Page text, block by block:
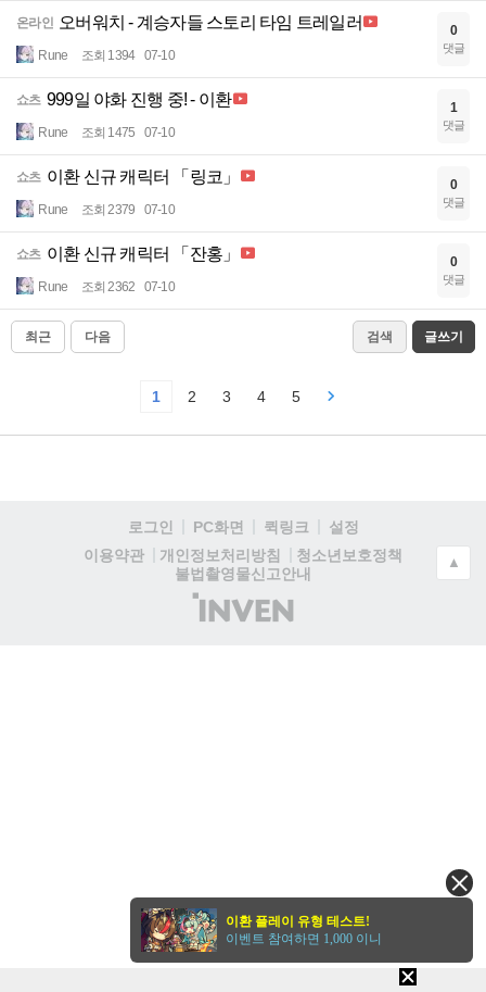
온라인 오버워치 - 계승자들 스토리 타임 트레일러
Rune 조회 1394 07-10
0
댓글
쇼츠 999일 야화 진행 중! - 이환
Rune 조회 1475 07-10
1
댓글
쇼츠 이환 신규 캐릭터 「링코」
Rune 조회 2379 07-10
0
댓글
쇼츠 이환 신규 캐릭터 「잔홍」
Rune 조회 2362 07-10
0
댓글
최근 다음 검색 글쓰기
1 2 3 4 5
로그인 PC화면 퀵링크
설정
이용약관
개인정보처리방침
청소년보호정책
불법촬영물신고안내
(주)
인
▲
이환 플레이 유형 테스트!
이벤트 참여하면 1,000 이니